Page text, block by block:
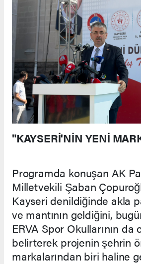
"KAYSERİ'NİN YENİ
Programda konuşan AK
Milletvekili Şaban
Kayseri denildiğinde akla
ve mantının geldiğini,
ERVA Spor Okullarının da
belirterek projenin şehrin
markalarından biri haline